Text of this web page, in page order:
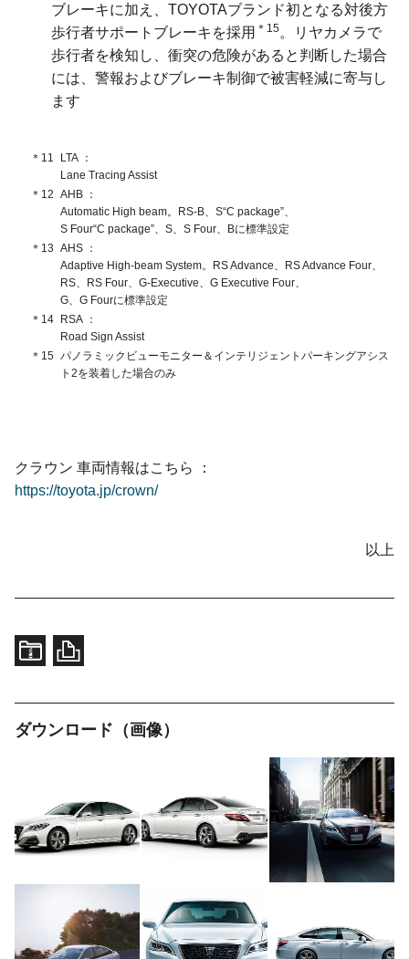
ブレーキに加え、TOYOTAブランド初となる対後方
歩行者サポートブレーキを採用 ＊15。リヤカメラで
歩行者を検知し、衝突の危険があると判断した場合
には、警報およびブレーキ制御で被害軽減に寄与し
ます
＊11
LTA
Lane Tracing Assist
＊12 AHB
Automatic High beam。
RS-B、 S“C package”、
S Four“C package”、 S、S Four、
Bに標準設定
＊13 AHS
Adaptive High-beam System。
RS Advance、
RS Advance Four、
RS、RS Four、 G-Executive、 G Executive Four、
G、G Fourに標準設定
＊14
RSA
Road Sign Assist
＊15 パノラミックビューモニター＆インテリジェントパーキングアシス
ト2を装着した場合のみ
クラウン 車両情報はこちら
https://toyota.jp/crown/
以上
ダウンロード（画像）